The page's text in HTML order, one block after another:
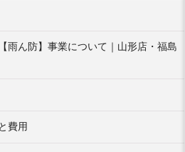
雨ん防】事業について｜山形店・福島
費用